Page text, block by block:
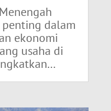
dalam
ekonomi
usaha di